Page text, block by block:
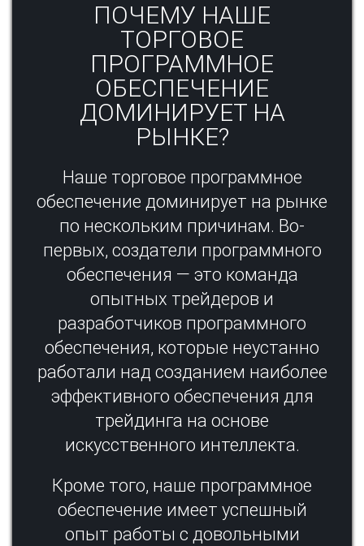
ПОЧЕМУ НАШЕ
ТОРГОВОЕ
ПРОГРАММНОЕ
ОБЕСПЕЧЕНИЕ
ДОМИНИРУЕТ НА
РЫНКЕ?​
Наше торговое программное
обеспечение доминирует на рынке
по нескольким причинам. Во-
первых, создатели программного
обеспечения — это команда
опытных трейдеров и
разработчиков программного
обеспечения, которые неустанно
работали над созданием наиболее
эффективного обеспечения для
трейдинга на основе
искусственного интеллекта.
Кроме того, наше программное
обеспечение имеет успешный
опыт работы с довольными